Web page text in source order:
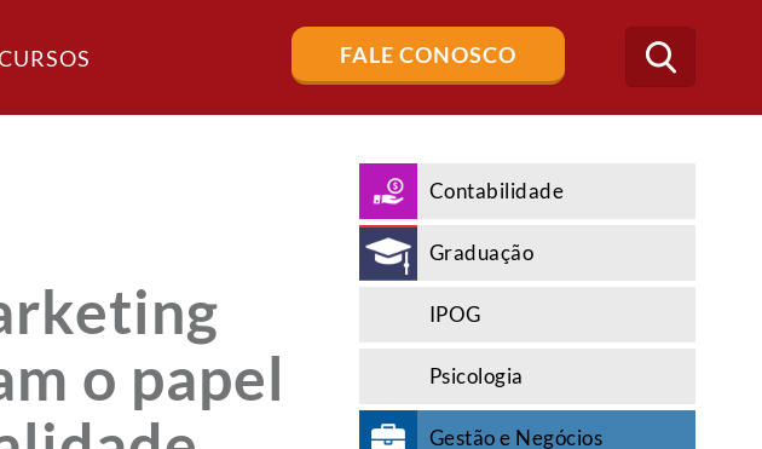
FALE CONOSCO
Buscar
no
blog
o papel
Contabilidade
Graduação
IPOG
Psicologia
Gestão e Negócios